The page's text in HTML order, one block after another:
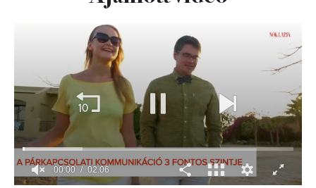
00:01 02:06